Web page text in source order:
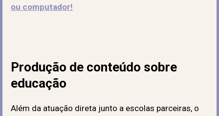
ou computador!
Produção de conteúdo sobre
educação
Além da atuação direta junto a escolas parceiras, o